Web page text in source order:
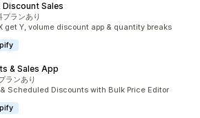
Sales
件
プランあり
get Y, volume discount app & quantity breaks
& Sales App
件
ランあり
Scheduled Discounts with Bulk Price Editor